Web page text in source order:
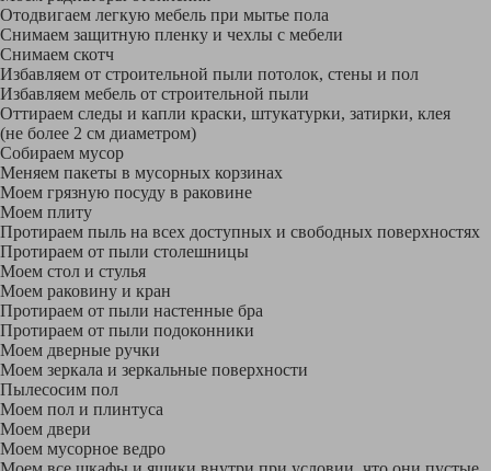
Отодвигаем легкую мебель при мытье пола
Снимаем защитную пленку и чехлы с мебели
Снимаем скотч
Избавляем от строительной пыли потолок, стены и пол
Избавляем мебель от строительной пыли
Оттираем следы и капли краски, штукатурки, затирки, клея
(не более 2 см диаметром)
Собираем мусор
Меняем пакеты в мусорных корзинах
Моем грязную посуду в раковине
Моем плиту
Протираем пыль на всех доступных и свободных поверхностях
Протираем от пыли столешницы
Моем стол и стулья
Моем раковину и кран
Протираем от пыли настенные бра
Протираем от пыли подоконники
Моем дверные ручки
Моем зеркала и зеркальные поверхности
Пылесосим пол
Моем пол и плинтуса
Моем двери
Моем мусорное ведро